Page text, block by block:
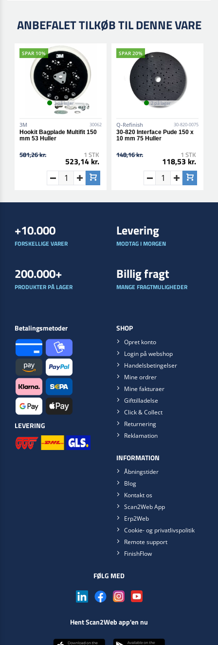
ANBEFALET TILKØB TIL DENNE VARE
SPAR 10%
3 på lager
3M 30062
Hookit Bagplade Multifit 150
mm 53 Huller
581,26 kr. 1 STK
523,14 kr.
SPAR 20%
2 på lager
Q-Refinish 30-820-0075
30-820 Interface Pude 150 x
10 mm 75 Huller
148,16 kr. 1 STK
118,53 kr.
+10.000
FORSKELLIGE VARER
Levering
MODTAG I MORGEN
200.000+
PRODUKTER PÅ LAGER
Billig fragt
MANGE FRAGTMULIGHEDER
Betalingsmetoder
LEVERING
SHOP
Opret konto
Login på webshop
Handelsbetingelser
Mine ordrer
Mine fakturaer
Gifttilladelse
Click & Collect
Returnering
Reklamation
INFORMATION
Åbningstider
Blog
Kontakt os
Scan2Web App
Erp2Web
Cookie- og privatlivspolitik
Remote support
FinishFlow
FØLG MED
Hent Scan2Web app'en nu